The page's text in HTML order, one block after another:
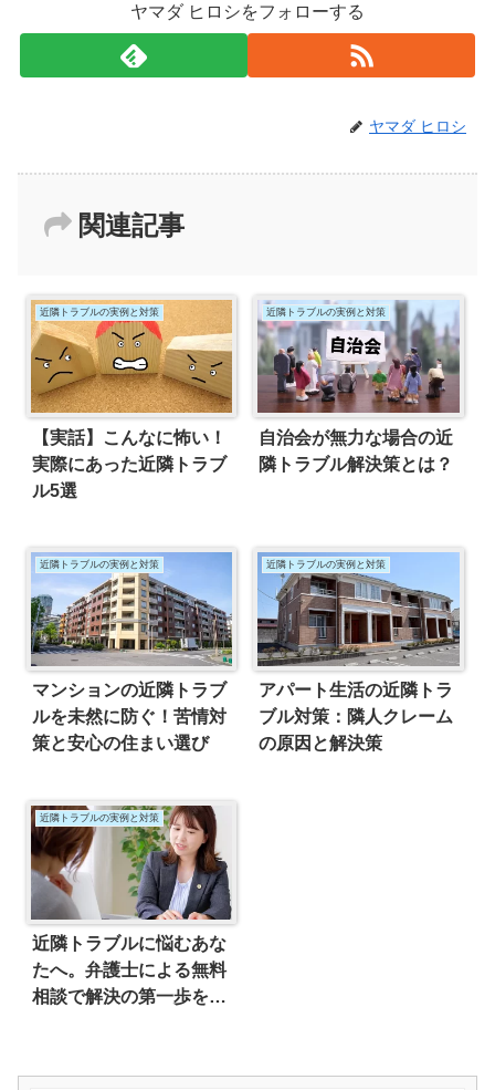
ヤマダ ヒロシをフォローする
ヤマダ ヒロシ
関連記事
近隣トラブルの実例と対策
【実話】こんなに怖い！
実際にあった近隣トラブ
ル5選
近隣トラブルの実例と対策
自治会が無力な場合の近
隣トラブル解決策とは？
近隣トラブルの実例と対策
マンションの近隣トラブ
ルを未然に防ぐ！苦情対
策と安心の住まい選び
近隣トラブルの実例と対策
アパート生活の近隣トラ
ブル対策：隣人クレーム
の原因と解決策
近隣トラブルの実例と対策
近隣トラブルに悩むあな
たへ。弁護士による無料
相談で解決の第一歩を踏